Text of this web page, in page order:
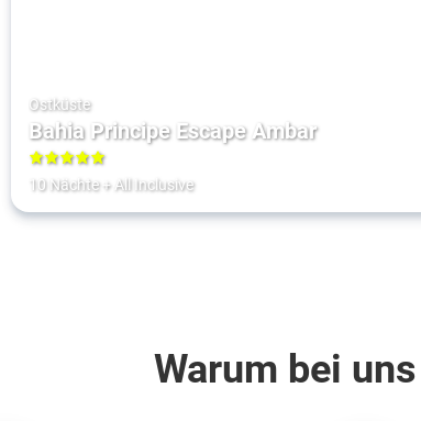
Ostküste
Bahia Principe Escape Ambar
5
10 Nächte+ All Inclusive
Warum bei